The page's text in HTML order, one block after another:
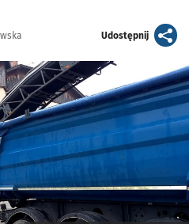
Udostępnijartykuł